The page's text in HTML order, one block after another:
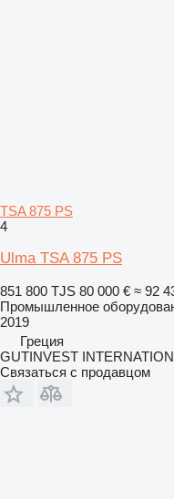
TSA 875 PS
4
Ulma TSA 875 PS
851 800 TJS 80 000 € ≈ 92
Промышленное
2019
Греция
GUTINVEST
Связаться с продавцом